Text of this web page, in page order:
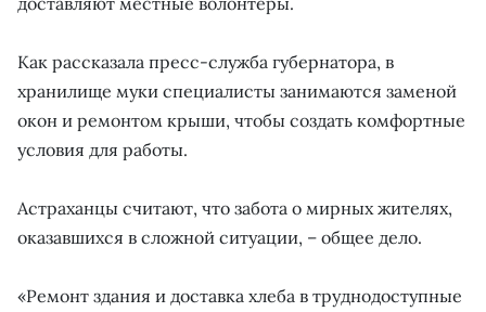
Как рассказала пресс-служба губернатора, в
хранилище муки специалисты занимаются заменой
окон и ремонтом крыши, чтобы создать комфортные
условия для работы.
Астраханцы считают, что забота о мирных жителях,
оказавшихся в сложной ситуации, – общее дело.
«Ремонт здания и доставка хлеба в труднодоступные